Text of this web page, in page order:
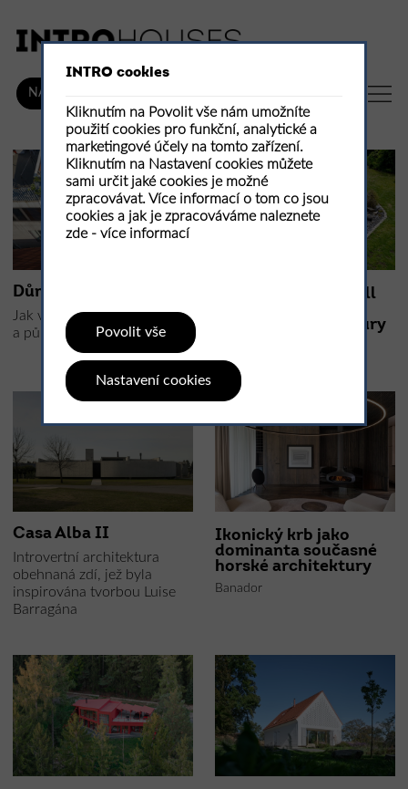
INTRO cookies
Kliknutím na Povolit vše nám umožníte
použití cookies pro funkční, analytické a
marketingové účely na tomto zařízení.
Kliknutím na Nastavení cookies můžete
sami určit jaké cookies je možné
zpracovávat. Více informací o tom co jsou
cookies a jak je zpracováváme naleznete
zde - více informací
Povolit vše
Nastavení cookies
NÁKUP
Dům TH+
Jak vypadá dům široký dva
a půl metru?
Přírodní bazén small
zahradní architektury
Casa Alba II
Introvertní architektura
obehnaná zdí, jež byla
inspirována tvorbou Luise
Barragána
Ikonický krb jako
dominanta současné
horské architektury
Banador